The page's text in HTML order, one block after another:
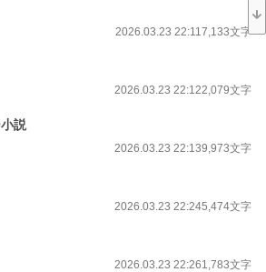
2026.03.23 22:117,133文字
2026.03.23 22:122,079文字
説
2026.03.23 22:139,973文字
2026.03.23 22:245,474文字
2026.03.23 22:261,783文字